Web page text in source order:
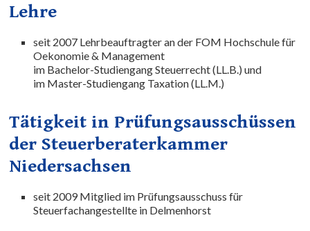
Lehre
seit 2007 Lehrbeauftragter an der FOM Hochschule für
Oekonomie & Management
im Bachelor-Studiengang Steuerrecht (LL.B.) und
im Master-Studiengang Taxation (LL.M.)
Tätigkeit in Prüfungsausschüssen
der Steuerberaterkammer
Niedersachsen
seit 2009 Mitglied im Prüfungsausschuss für
Steuerfachangestellte in Delmenhorst